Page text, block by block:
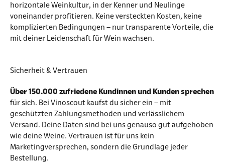
horizontale Weinkultur, in der Kenner und Neulinge
voneinander profitieren. Keine versteckten Kosten, keine
komplizierten Bedingungen – nur transparente Vorteile, die
mit deiner Leidenschaft für Wein wachsen.
Sicherheit & Vertrauen
Über 150.000 zufriedene Kundinnen und Kunden sprechen
für sich. Bei Vinoscout kaufst du sicher ein – mit
geschützten Zahlungsmethoden und verlässlichem
Versand. Deine Daten sind bei uns genauso gut aufgehoben
wie deine Weine. Vertrauen ist für uns kein
Marketingversprechen, sondern die Grundlage jeder
Bestellung.